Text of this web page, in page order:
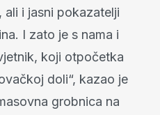
ali i jasni pokazatelji
I zato je s nama i
koji otpočetka
doli“, kazao je
grobnica na